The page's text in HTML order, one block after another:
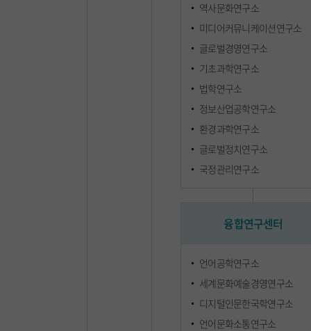
역사문화연구소
미디어커뮤니케이션연구소
글로벌경영연구소
기초과학연구소
법학연구소
정보산업공학연구소
환경과학연구소
글로벌정치연구소
국정관리연구소
융합연구센터
언어공학연구소
세계문화예술경영연구소
디지털인문한국학연구소
언어문화소통연구소